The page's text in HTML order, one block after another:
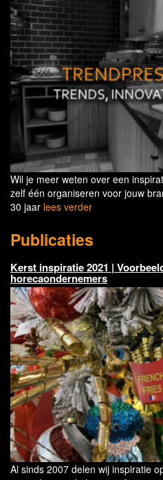
Wil je meer weten over een
zelf één organiseren voor jouw
30 jaar lees verder
Publicaties
Kerst inspiratie 2021 |
horecaondernemers
Al sinds 2007 delen wij inspiratie